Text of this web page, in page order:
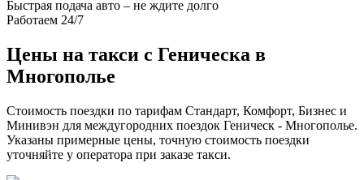
Быстрая подача авто – не ждите долго
Работаем 24/7
Цены на такси с Геническа в
Многополье
Стоимость поездки по тарифам Стандарт, Комфорт, Бизнес и
Минивэн для междугородних поездок Геническ - Многополье.
Указаны примерные цены, точную стоимость поездки
уточняйте у оператора при заказе такси.